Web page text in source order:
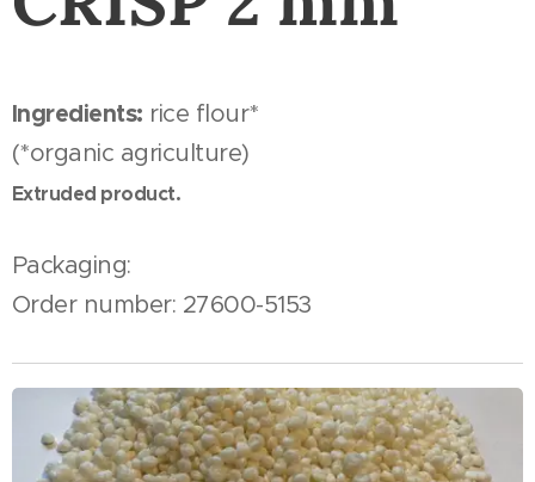
Ingredients: rice flour*
(*organic agriculture)
Extruded product.
Packaging:
Order number: 27600-5153